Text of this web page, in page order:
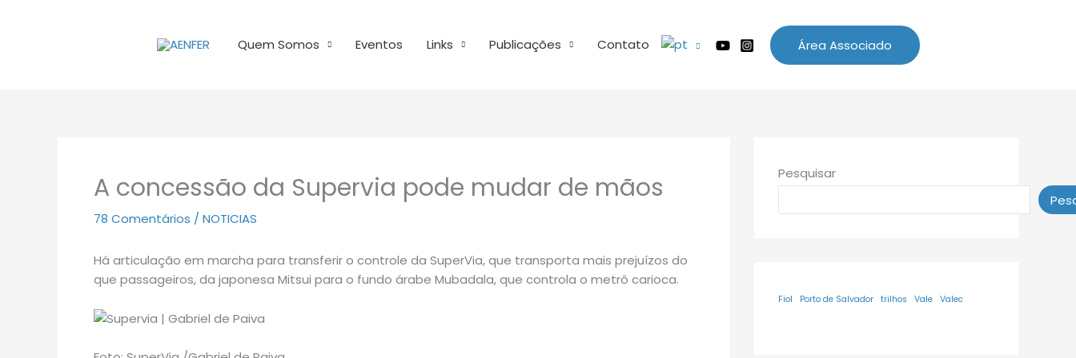
Quem Somos Eventos Links Publicações Contato Área Associado
A concessão da Supervia pode mudar de mãos
78 Comentários / NOTICIAS
Há articulação em marcha para transferir o controle da SuperVia, que transporta mais prejuízos do
que passageiros, da japonesa Mitsui para o fundo árabe Mubadala, que controla o metrô carioca.
Pesquisar
Fiol Porto de Salvador trilhos Vale Valec